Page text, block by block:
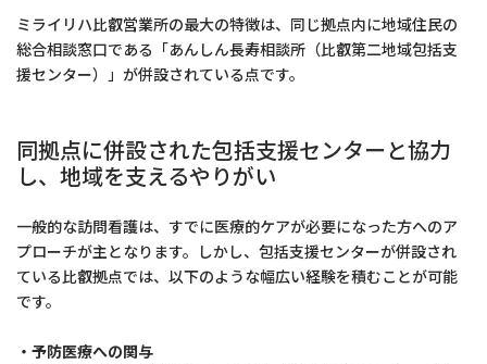
ミライリハ比叡営業所の最大の特徴は、同じ拠点内に地域住民の
総合相談窓口である「あんしん長寿相談所（比叡第二地域包括支
援センター）」が併設されている点です。
同拠点に併設された包括支援センターと協力
し、地域を支えるやりがい
一般的な訪問看護は、すでに医療的ケアが必要になった方へのア
プローチが主となります。しかし、包括支援センターが併設され
ている比叡拠点では、以下のような幅広い経験を積むことが可能
です。
・予防医療への関与